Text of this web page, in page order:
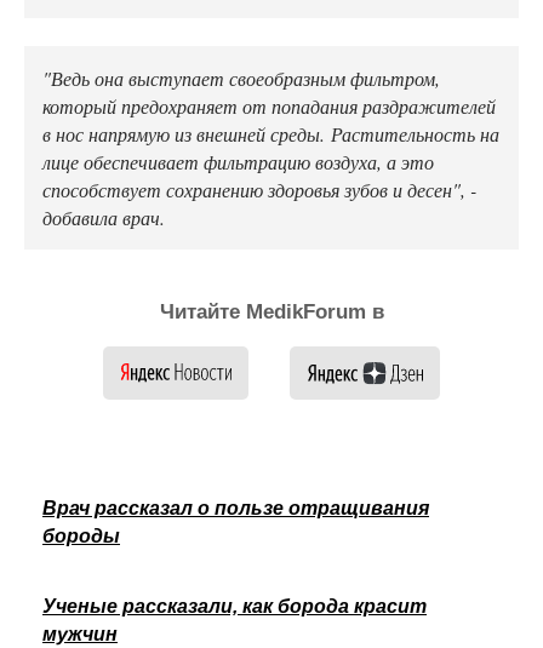
"Ведь она выступает своеобразным фильтром,
который предохраняет от попадания раздражителей
в нос напрямую из внешней среды. Растительность на
лице обеспечивает фильтрацию воздуха, а это
способствует сохранению здоровья зубов и десен", -
добавила врач.
Читайте MedikForum в
Врач рассказал о пользе отращивания
бороды
Ученые рассказали, как борода красит
мужчин